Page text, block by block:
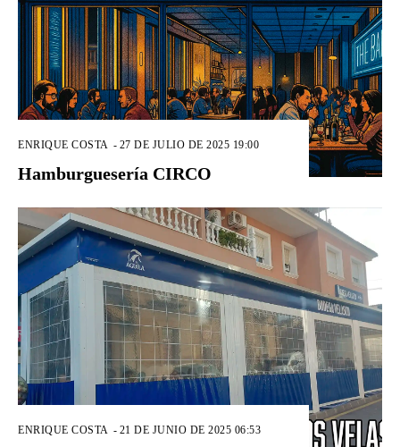
ENRIQUE COSTA - 27 DE JULIO DE 2025 19:00
Hamburguesería CIRCO
ENRIQUE COSTA - 21 DE JUNIO DE 2025 06:53